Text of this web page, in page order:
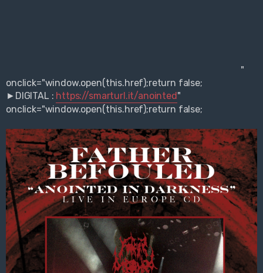
"
onclick="window.open(this.href);return false;
►DIGITAL : https://smarturl.it/anointed "
onclick="window.open(this.href);return false;